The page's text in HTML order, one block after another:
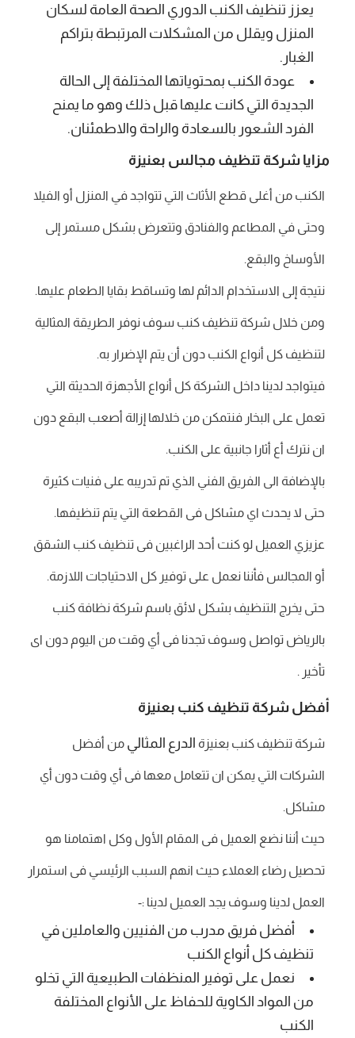
يعزز تنظيف الكنب الدوري الصحة العامة لسكان
المنزل ويقلل من المشكلات المرتبطة بتراكم
الغبار.
عودة الكنب بمحتوياتها المختلفة إلى الحالة
الجديدة التي كانت عليها قبل ذلك وهو ما يمنح
الفرد الشعور بالسعادة والراحة والاطمئنان.
مزايا شركة تنظيف مجالس بعنيزة
الكنب من أغلى قطع الأثاث التي تتواجد في المنزل أو الفيلا
وحتى في المطاعم والفنادق وتتعرض بشكل مستمر إلى
الأوساخ والبقع.
نتيجة إلى الاستخدام الدائم لها وتساقط بقايا الطعام عليها.
ومن خلال شركة تنظيف كنب سوف نوفر الطريقة المثالية
لتنظيف كل أنواع الكنب دون أن يتم الإضرار به.
فيتواجد لدينا داخل الشركة كل أنواع الأجهزة الحديثة التي
تعمل على البخار فنتمكن من خلالها إزالة أصعب البقع دون
ان نترك أع أثارا جانبية على الكنب.
بالإضافة الى الفريق الفني الذي تم تدريبه على فنيات كثيرة
حتى لا يحدث اي مشاكل فى القطعة التي يتم تنظيفها.
عزيزي العميل لو كنت أحد الراغبين فى تنظيف كنب الشقق
أو المجالس فأننا نعمل على توفير كل الاحتياجات اللازمة.
حتى يخرج التنظيف بشكل لائق باسم شركة نظافة كنب
بالرياض تواصل وسوف تجدنا فى أي وقت من اليوم دون اى
تأخير .
أفضل شركة تنظيف كنب بعنيزة
شركة تنظيف كنب بعنيزة الدرع المثالي من أفضل
الشركات التي يمكن ان تتعامل معها فى أي وقت دون أي
مشاكل.
حيث أننا نضع العميل فى المقام الأول وكل اهتمامنا هو
تحصيل رضاء العملاء حيث انهم السبب الرئيسي فى استمرار
العمل لدينا وسوف يجد العميل لدينا :-
أفضل فريق مدرب من الفنيين والعاملين في
تنظيف كل أنواع الكنب
نعمل على توفير المنظفات الطبيعية التي تخلو
من المواد الكاوية للحفاظ على الأنواع المختلفة
الكنب